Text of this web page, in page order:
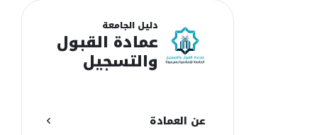
دليل الجامعة
عمادة القبول
والتسجيل
عن العمادة